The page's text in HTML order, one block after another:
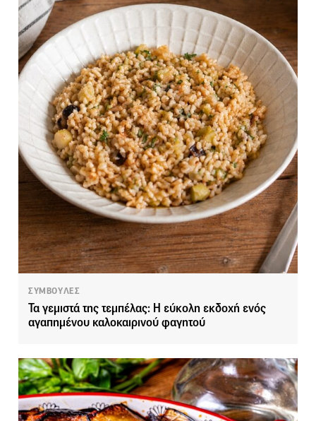
ΣΥΜΒΟΥΛΕΣ
Τα γεμιστά της τεμπέλας: Η εύκολη εκδοχή ενός
αγαπημένου καλοκαιρινού φαγητού